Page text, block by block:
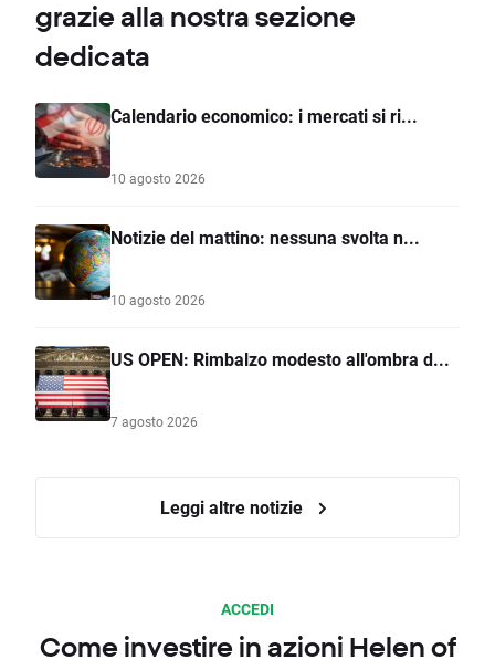
grazie alla nostra sezione
dedicata
Calendario economico: i mercati si ri...
10 agosto 2026
Notizie del mattino: nessuna svolta n...
10 agosto 2026
US OPEN: Rimbalzo modesto all'ombra d...
7 agosto 2026
Leggi altre notizie
ACCEDI
Come investire in azioni Helen of